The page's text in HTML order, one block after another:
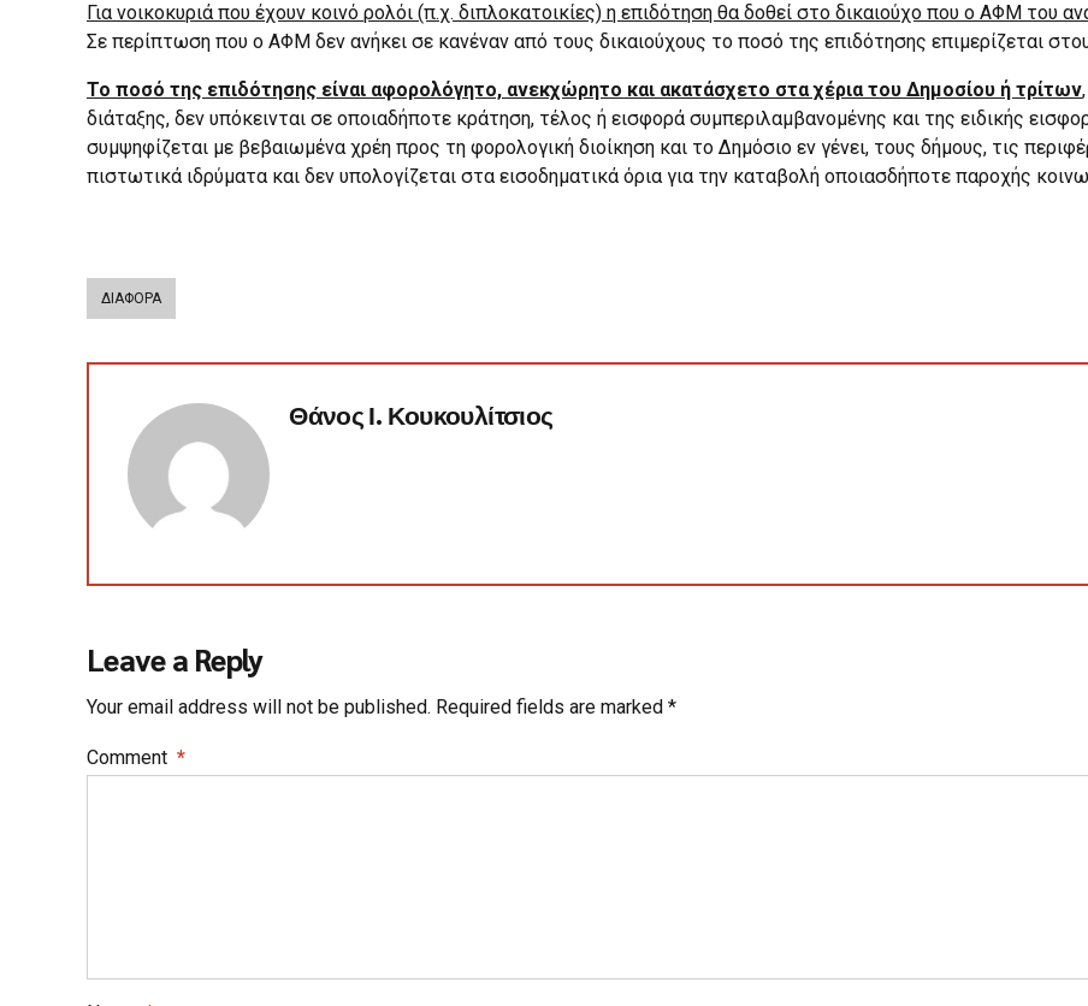
Για νοικοκυριά που έχουν κοινό ρολόι (π.χ. διπλοκατοικίες) η επιδότηση θα δοθεί στο δικαιούχο που ο ΑΦΜ του
Σε περίπτωση που ο ΑΦΜ δεν ανήκει σε κανέναν από τους δικαιούχους το ποσό της επιδότησης επιμερίζεται
Το ποσό της επιδότησης είναι αφορολόγητο, ανεκχώρητο και ακατάσχετο στα χέρια του Δημοσίου ή τρίτων
διάταξης, δεν υπόκεινται σε οποιαδήποτε κράτηση, τέλος ή εισφορά συμπεριλαμβανομένης και της ειδικής
συμψηφίζεται με βεβαιωμένα χρέη προς τη φορολογική διοίκηση και το Δημόσιο εν γένει, τους δήμους, τις
πιστωτικά ιδρύματα και δεν υπολογίζεται στα εισοδηματικά όρια για την καταβολή οποιασδήποτε παροχής
ΔΙΑΦΟΡΑ
Θάνος Ι. Κουκουλίτσιος
Leave a Reply
Your email address will not be published. Required fields are marked *
Comment *